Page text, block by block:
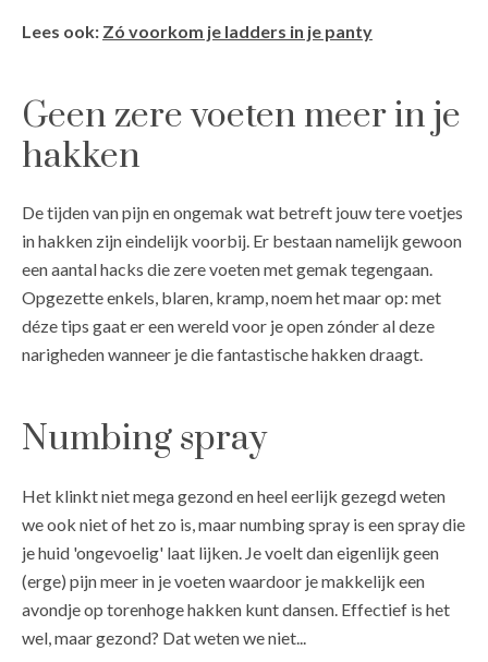
Lees ook: Zó voorkom je ladders in je panty
Geen zere voeten meer in je
hakken
De tijden van pijn en ongemak wat betreft jouw tere voetjes
in hakken zijn eindelijk voorbij. Er bestaan namelijk gewoon
een aantal hacks die zere voeten met gemak tegengaan.
Opgezette enkels, blaren, kramp, noem het maar op: met
déze tips gaat er een wereld voor je open zónder al deze
narigheden wanneer je die fantastische hakken draagt.
Numbing spray
Het klinkt niet mega gezond en heel eerlijk gezegd weten
we ook niet of het zo is, maar numbing spray is een spray die
je huid 'ongevoelig' laat lijken. Je voelt dan eigenlijk geen
(erge) pijn meer in je voeten waardoor je makkelijk een
avondje op torenhoge hakken kunt dansen. Effectief is het
wel, maar gezond? Dat weten we niet...